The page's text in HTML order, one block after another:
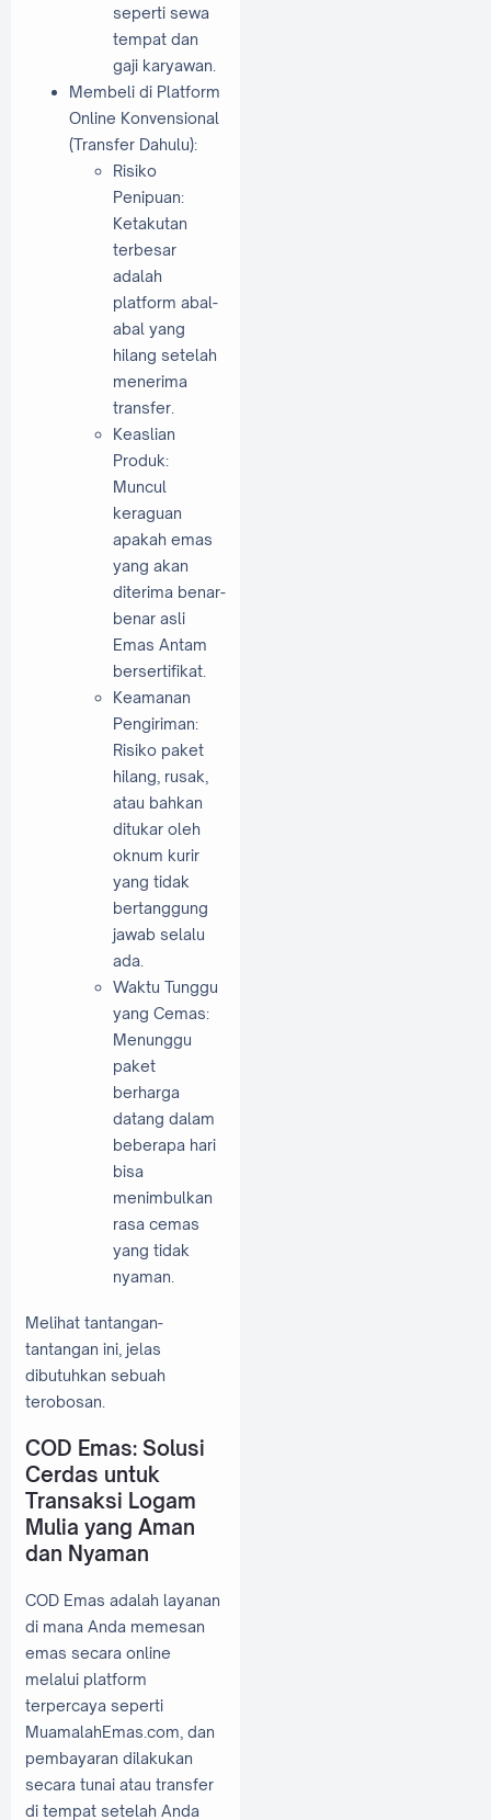
seperti sewa
tempat dan
gaji karyawan.
Membeli di Platform
Online Konvensional
(Transfer Dahulu):
Risiko
Penipuan:
Ketakutan
terbesar
adalah
platform abal-
abal yang
hilang setelah
menerima
transfer.
Keaslian
Produk:
Muncul
keraguan
apakah emas
yang akan
diterima benar-
benar asli
Emas Antam
bersertifikat.
Keamanan
Pengiriman:
Risiko paket
hilang, rusak,
atau bahkan
ditukar oleh
oknum kurir
yang tidak
bertanggung
jawab selalu
ada.
Waktu Tunggu
yang Cemas:
Menunggu
paket
berharga
datang dalam
beberapa hari
bisa
menimbulkan
rasa cemas
yang tidak
nyaman.
Melihat tantangan-
tantangan ini, jelas
dibutuhkan sebuah
terobosan.
COD Emas: Solusi
Cerdas untuk
Transaksi Logam
Mulia yang Aman
dan Nyaman
COD Emas adalah layanan
di mana Anda memesan
emas secara online
melalui platform
terpercaya seperti
MuamalahEmas.com, dan
pembayaran dilakukan
secara tunai atau transfer
di tempat setelah Anda